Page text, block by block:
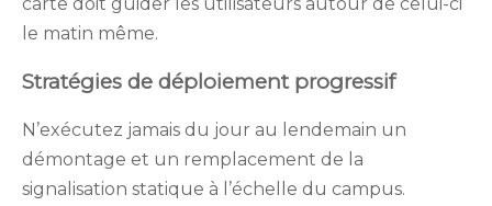
le matin même.
Stratégies de déploiement progressif
N’exécutez jamais du jour au lendemain un
démontage et un remplacement de la
signalisation statique à l’échelle du campus.